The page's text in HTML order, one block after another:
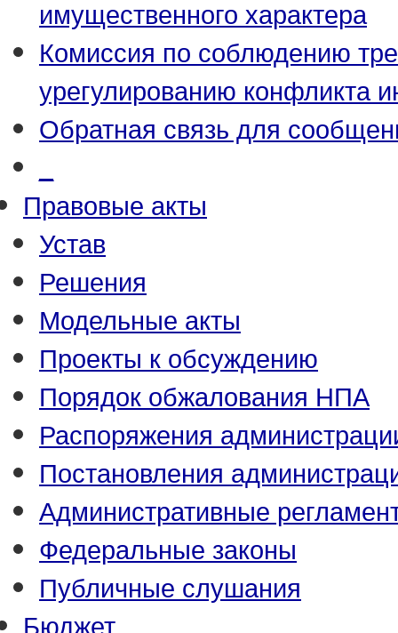
имущественного характера
Комиссия по соблюдению
урегулированию конфликта
Обратная связь для
Правовые акты
Устав
Решения
Модельные акты
Проекты к обсуждению
Порядок обжалования НПА
Распоряжения
Постановления
Административные
Федеральные законы
Публичные слушания
Бюджет